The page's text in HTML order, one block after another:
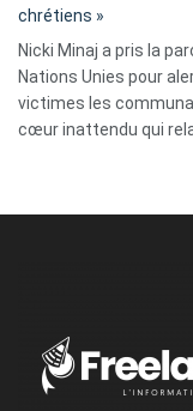
chrétiens »
Nicki Minaj a pris la
Nations Unies pour
victimes les
cœur inattendu qui